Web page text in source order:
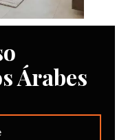
Árabes